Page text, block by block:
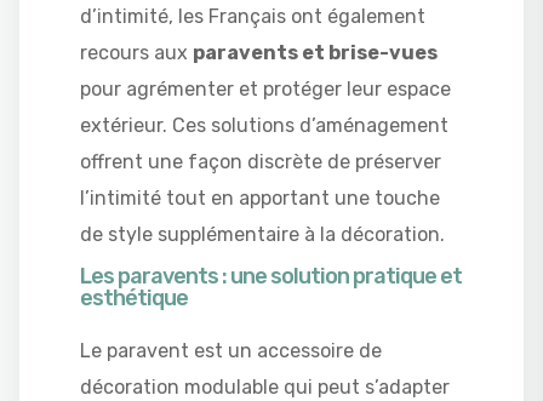
d’intimité, les Français ont également
recours aux paravents et brise-vues
pour agrémenter et protéger leur espace
extérieur. Ces solutions d’aménagement
offrent une façon discrète de préserver
l’intimité tout en apportant une touche
de style supplémentaire à la décoration.
Les paravents : une solution pratique et
esthétique
Le paravent est un accessoire de
décoration modulable qui peut s’adapter